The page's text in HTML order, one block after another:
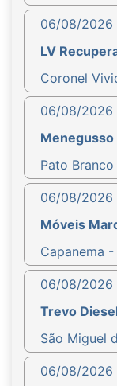
06/08/2026
LV
Coronel
06/08/2026
Menegusso
Pato
06/08/2026
Móveis
Capanema -
06/08/2026
Trevo
São Miguel
06/08/2026